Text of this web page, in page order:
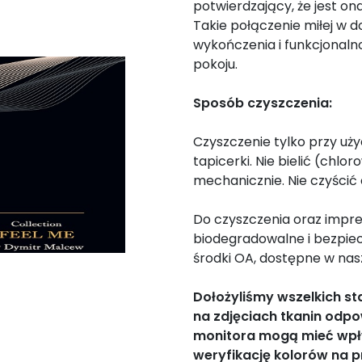
potwierdzający, że jest
Takie połączenie miłej
wykończenia i
pokoju.
Sposób czyszczenia:
Czyszczenie tylko przy
tapicerki. Nie bielić
mechanicznie. Nie
Do czyszczenia oraz
biodegradowalne i
środki OA, dostępne w
Dołożyliśmy wszelkich
na zdjęciach tkanin
monitora mogą mieć
weryfikację kolorów na